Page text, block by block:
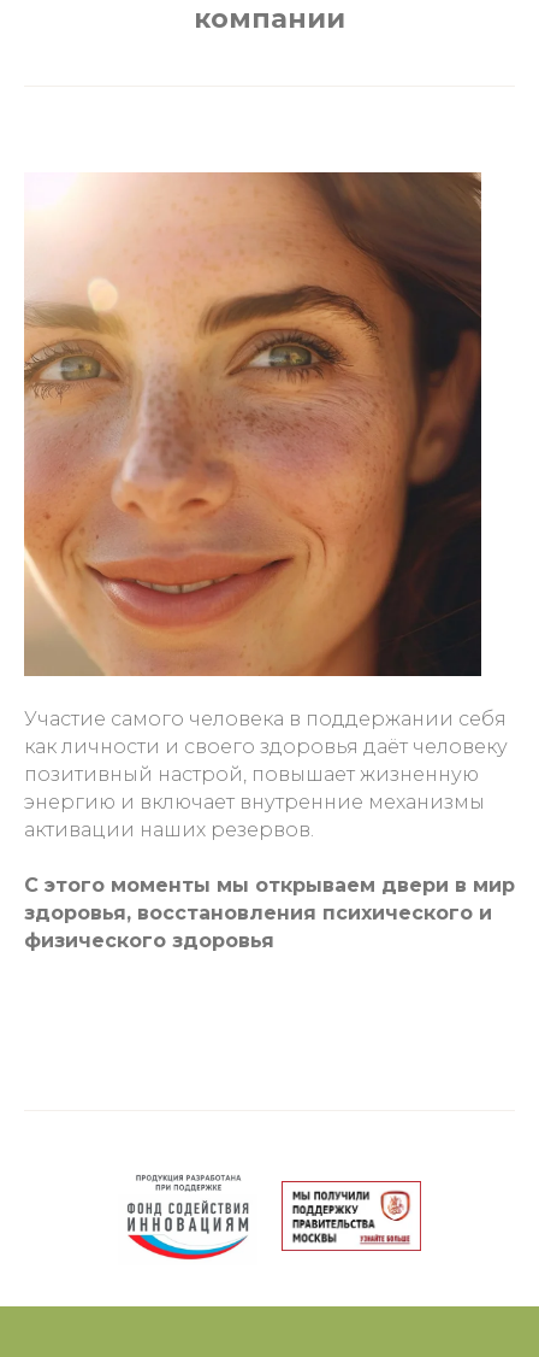
компании
Участие самого человека в поддержании себя
как личности и своего здоровья даёт человеку
позитивный настрой, повышает жизненную
энергию и включает внутренние механизмы
активации наших резервов.
С этого моменты мы открываем двери в мир
здоровья, восстановления психического и
физического здоровья